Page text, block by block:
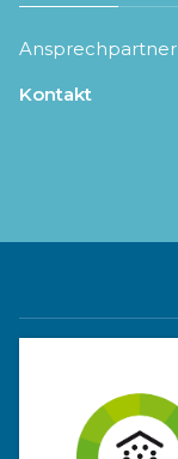
Ansprechpartner
Kontakt